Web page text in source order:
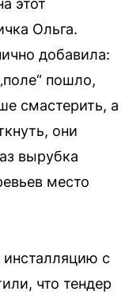
этот
Ольга.
добавила:
пошло,
смастерить, а
они
вырубка
место
с
что тендер